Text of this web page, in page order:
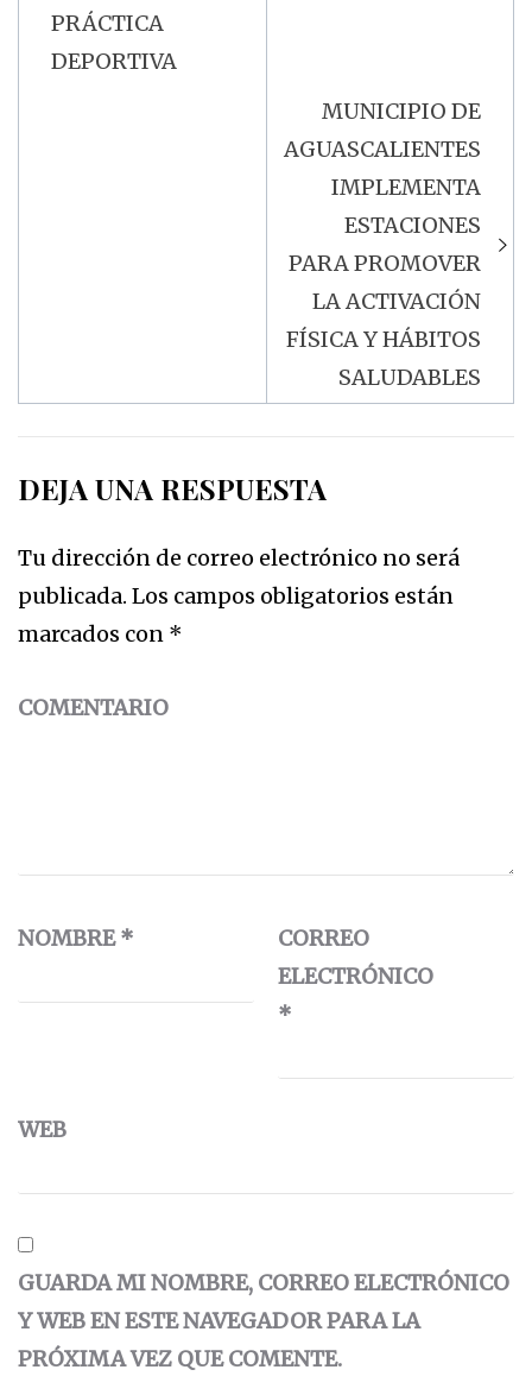
PRÁCTICA
DEPORTIVA
MUNICIPIO DE
AGUASCALIENTES
IMPLEMENTA
ESTACIONES
PARA PROMOVER
LA ACTIVACIÓN
FÍSICA Y HÁBITOS
SALUDABLES
DEJA UNA RESPUESTA
Tu dirección de correo electrónico no será
publicada. Los campos obligatorios están
marcados con *
COMENTARIO
NOMBRE*
CORREO
ELECTRÓNICO
*
WEB
GUARDA MI NOMBRE, CORREO ELECTRÓNICO
Y WEB EN ESTE NAVEGADOR PARA LA
PRÓXIMA VEZ QUE COMENTE.